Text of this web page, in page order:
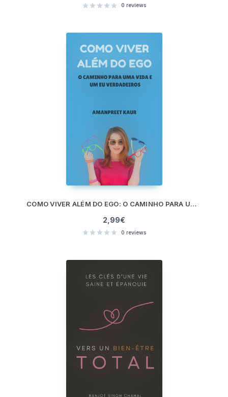
0 reviews
COMO VIVER ALÉM DO EGO: O CAMINHO PARA UMA VIDA E UM EU VERDADEIROS
2,99€
0 reviews